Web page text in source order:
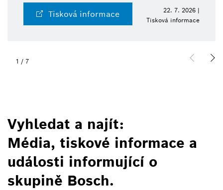
informace
2 / 7
Vyhledat a najít:
Média, tiskové informace a
události informující o
skupině Bosch.